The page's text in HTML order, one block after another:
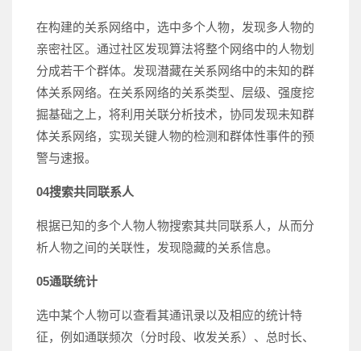
在构建的关系网络中，选中多个人物，发现多人物的
亲密社区。通过社区发现算法将整个网络中的人物划
分成若干个群体。发现潜藏在关系网络中的未知的群
体关系网络。在关系网络的关系类型、层级、强度挖
掘基础之上，将利用关联分析技术，协同发现未知群
体关系网络，实现关键人物的检测和群体性事件的预
警与速报。
04搜索共同联系人
根据已知的多个人物人物搜索其共同联系人，从而分
析人物之间的关联性，发现隐藏的关系信息。
05通联统计
选中某个人物可以查看其通讯录以及相应的统计特
征，例如通联频次（分时段、收发关系）、总时长、